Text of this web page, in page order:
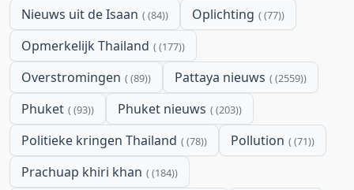
Nieuws uit de Isaan (84) Oplichting (77)
Opmerkelijk Thailand (177)
Overstromingen (89) Pattaya nieuws (2559)
Phuket (93) Phuket nieuws (203)
Politieke kringen Thailand (78) Pollution (71)
Prachuap khiri khan (184)